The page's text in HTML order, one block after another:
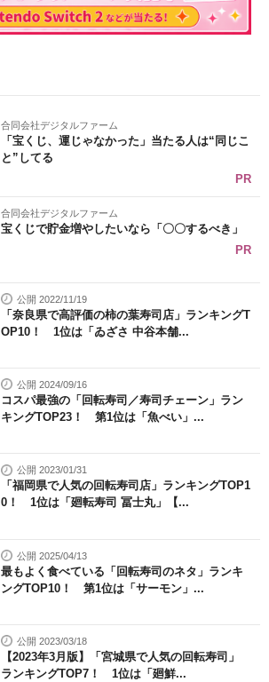
合同会社デジタルファーム
「宝くじ、運じゃなかった」当たる人は“同じこ
と”してる
PR
合同会社デジタルファーム
宝くじで貯金増やしたいなら「〇〇するべき」
PR
公開 2022/11/19
「奈良県で高評価の柿の葉寿司店」ランキングT
OP10！ 1位は「ゐざさ 中谷本舗...
公開 2024/09/16
コスパ最強の「回転寿司／寿司チェーン」ラン
キングTOP23！ 第1位は「魚べい」...
公開 2023/01/31
「福岡県で人気の回転寿司店」ランキングTOP1
0！ 1位は「廻転寿司 冨士丸」【...
公開 2025/04/13
最もよく食べている「回転寿司のネタ」ランキ
ングTOP10！ 第1位は「サーモン」...
公開 2023/03/18
【2023年3月版】「宮城県で人気の回転寿司」
ランキングTOP7！ 1位は「廻鮮...